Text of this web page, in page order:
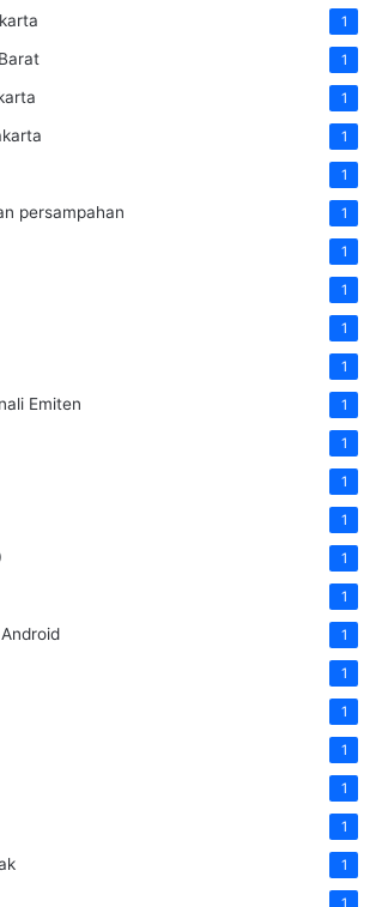
1
1
1
1
1
persampahan 1
1
1
1
1
Emiten 1
1
1
1
1
1
1
1
1
1
1
1
1
1